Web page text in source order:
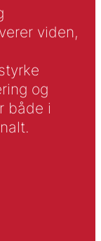
viden,
og
både i